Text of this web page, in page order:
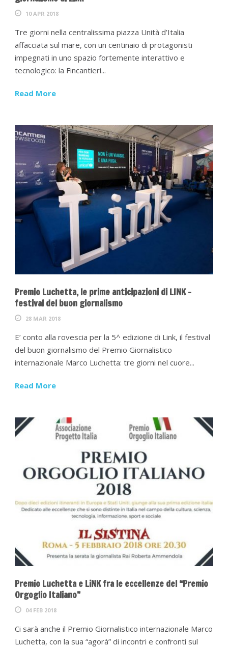
10 APR 2018
Tre giorni nella centralissima piazza Unità d’Italia
affacciata sul mare, con un centinaio di protagonisti
impegnati in uno spazio fortemente interattivo e
tecnologico: la Fincantieri...
Read More
Premio Luchetta, le prime anticipazioni di LINK –
festival del buon giornalismo
28 MAR 2018
E’ conto alla rovescia per la 5^ edizione di Link, il festival
del buon giornalismo del Premio Giornalistico
internazionale Marco Luchetta: tre giorni nel cuore...
Read More
Premio Luchetta e LiNK fra le eccellenze del “Premio
Orgoglio Italiano”
04 FEB 2018
Ci sarà anche il Premio Giornalistico internazionale Marco
Luchetta, con la sua “agorà” di incontri e confronti sul